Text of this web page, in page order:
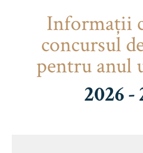
Informaţii
concursul
pentru anul
2026 -